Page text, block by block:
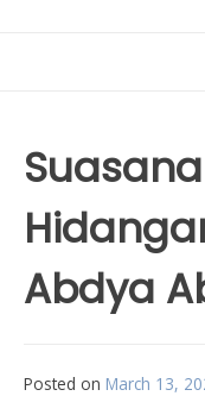
Abdya
Posted on March 13,